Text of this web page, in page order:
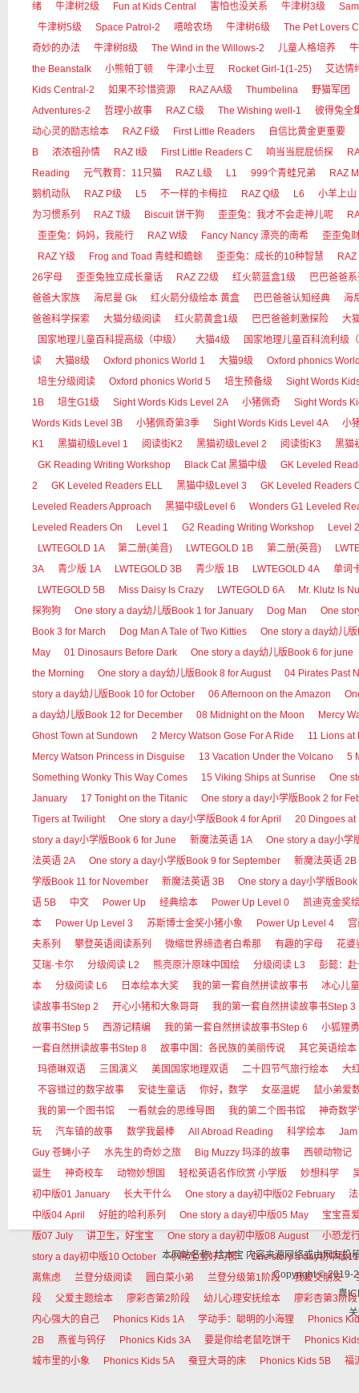
绪
牛津树2级 Fun at Kids Central 害怕也没关系 牛津树3级
牛津树5级
Space Patrol-2 嘻哈农场 牛津树6级
The Pet Lovers
奇妙的办法
牛津树8级 The Wind in the Willows-2 儿童人格培养
the Beanstalk
小熊帕丁顿 牛津小土豆 Rocket Girl-1(1-25)
艾达情
Kids Central-2
如果不珍惜资源 RAZ AA级 Thumbelina
野猫军团
Adventures-2
哲理小故事 RAZ C级 The Wishing well-1
彼得兔全
动心灵的励志绘本
RAZ F级 First Little Readers
自信比黄金更重要
B
浓浓祖孙情 RAZ I级 First Little Readers C 响当当屁屁侦探
Reading
元气教育：11只猫 RAZ L级 L1 999个青蛙兄弟
RAZ
鹅机动队
RAZ P级 L5 不一样的卡梅拉 RAZ Q级 L6
小羊上山
为习惯系列
RAZ T级 Biscuit 饼干狗 歪歪兔：我才不会走神儿呢
歪歪兔：妈妈，我能行
RAZ W级 Fancy Nancy 漂亮的南希
歪歪兔
RAZ Y级
Frog and Toad 青蛙和蟾蜍 歪歪兔：成长的10种智慧
RAZ
26字母
歪歪兔独立成长童话 RAZ Z2级 红火箭蓝盒1级
巴巴爸爸
爸爸大家族
海尼曼 Gk 红火箭分级绘本 黄盒 巴巴爸爸认知经典
海
爸爸科学探索
大猫分级阅读 红火箭黄盒1级 巴巴爸爸刺激探险
大
国家地理儿童百科提高级（中级）
大猫4级
国家地理儿童百科流利级
读
大猫8级 Oxford phonics World 1 大猫9级
Oxford phonics
培生分级阅读
Oxford phonics World 5 培生预备级
Sight Words
1B
培生G1级 Sight Words Kids Level 2A 小猪佩奇
Sight Words
Words Kids Level 3B
小猪佩奇第3季 Sight Words Kids Level 4A
小
K1
黑猫初级Level 1 阅读街K2 黑猫初级Level 2 阅读街K3
黑猫
GK Reading Writing Workshop
Black Cat 黑猫中级
GK Leveled
2
GK Leveled Readers ELL 黑猫中级Level 3
GK Leveled Readers
Leveled Readers Approach
黑猫中级Level 6
Wonders G1 Leveled
Leveled Readers On
Level 1 G2 Reading Writing Workshop
Level 2
LWTEGOLD 1A
第二册(美音) LWTEGOLD 1B 第二册(英音)
3A
青少版 1A LWTEGOLD 3B 青少版 1B LWTEGOLD 4A
单词
LWTEGOLD 5B
Miss Daisy Is Crazy LWTEGOLD 6A
Mr. Klutz Is
探狗狗
One story a day幼儿版Book 1 for January Dog Man
One
Book 3 for March
Dog Man A Tale of Two Kitties
One story a day幼儿
May
01 Dinosaurs Before Dark
One story a day幼儿版Book 6 for june
the Morning
One story a day幼儿版Book 8 for August
04 Pirates Past
story a day幼儿版Book 10 for October
06 Afternoon on the Amazon
a day幼儿版Book 12 for December
08 Midnight on the Moon
Mercy
Ghost Town at Sundown
2 Mercy Watson Gose For A Ride
11 Lions at
Mercy Watson Princess in Disguise
13 Vacation Under the Volcano
5
Something Wonky This Way Comes
15 Viking Ships at Sunrise
One
January
17 Tonight on the Titanic
One story a day小学版Book 2 for
Tigers at Twilight
One story a day小学版Book 4 for April
20 Dingoes at
story a day小学版Book 6 for June
新魔法英语 1A
One story a day小学
法英语 2A
One story a day小学版Book 9 for September
新魔法英语 2B
学版Book 11 for November
新魔法英语 3B
One story a day小学版
语 5B
中文 Power Up 经典绘本 Power Up Level 0
凯迪克金奖
本
Power Up Level 3 苏斯博士金奖小猪小象 Power Up Level 4
夫系列
攀登英语阅读系列 微缩世界缔造者白希那 有趣的字母
花婆
艾瑞·卡尔
分级阅读 L2 熊亮原汁原味中国绘 分级阅读 L3
彭懿：
本
分级阅读 L6 日本绘本大奖 我的第一套自然拼读故事书
冰心儿
读故事书Step 2
开心小猪和大象哥哥
我的第一套自然拼读故事书Step 3
故事书Step 5
西游记精编 我的第一套自然拼读故事书Step 6
小狐狸
一套自然拼读故事书Step 8
故事中国：各民族的美丽传说
其它英语绘本
玛德琳双语
三国演义 美国国家地理双语 二十四节气旅行绘本
大
不容错过的数字故事
安徒生童话 你好，数学 女巫温妮
鼠小弟爱
我的第一个图书馆
一看就会的思维导图 我的第二个图书馆
神奇数
玩
汽车镇的故事 数学我最棒 All Abroad Reading 科学绘本
Guy 苍蝇小子
水先生的奇妙之旅 Big Muzzy 玛泽的故事
西顿动物记
诞生
神奇校车 动物妙想国 轻松英语名作欣赏 小学版 妙想科学
初中版01 January
长大干什么 One story a day初中版02 February
中版04 April
好脏的哈利系列 One story a day初中版05 May
宝宝喜
版07 July
讲卫生，好宝宝 One story a day初中版08 August
小恐龙
story a day初中版10 October
小熊宝宝好习惯
One story a day初中版
离焦虑
兰登分级阅读 圆白菜小弟 兰登分级第1阶段 我爱交朋友
段
父爱主题绘本 廖彩杏第2阶段 幼儿心理安抚绘本
廖彩杏第3阶段
内心强大的自己
Phonics Kids 1A 学动手：聪明的小海狸
Phonics
2B
燕雀与钨仔 Phonics Kids 3A 要是你给老鼠吃饼干
Phonics
城市里的小象
Phonics Kids 5A 蚕豆大哥的床 Phonics Kids 5B 福
本网站名称: 绘本宝 内容来源网络或由网友投
Copyright © 2019-
粤